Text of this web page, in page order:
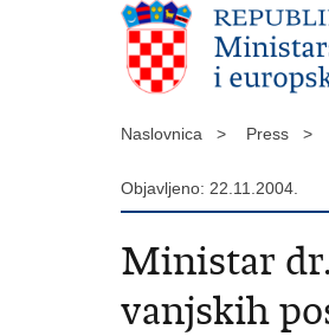
Naslovnica > Press >
Objavljeno: 22.11.2004.
Ministar
vanjskih